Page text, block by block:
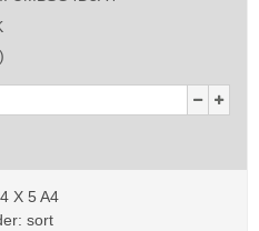
4 X 5 A4
sort